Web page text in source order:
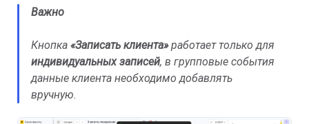
Важно
Кнопка «Записать клиента»работает только для
индивидуальных записей, в групповые события
данные клиента необходимо добавлять
вручную.